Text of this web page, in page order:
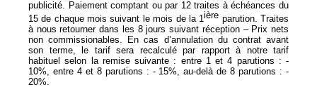
publicité. Paiement comptant ou par 12 traites à échéances du
15 de chaque mois suivant le mois de la 1ière parution. Traites
à nous retourner dans les 8 jours suivant réception – Prix nets
non commissionables. En cas d’annulation du contrat avant
son terme, le tarif sera recalculé par rapport à notre tarif
habituel selon la remise suivante : entre 1 et 4 parutions : -
10%, entre 4 et 8 parutions : - 15%, au-delà de 8 parutions : -
20%.